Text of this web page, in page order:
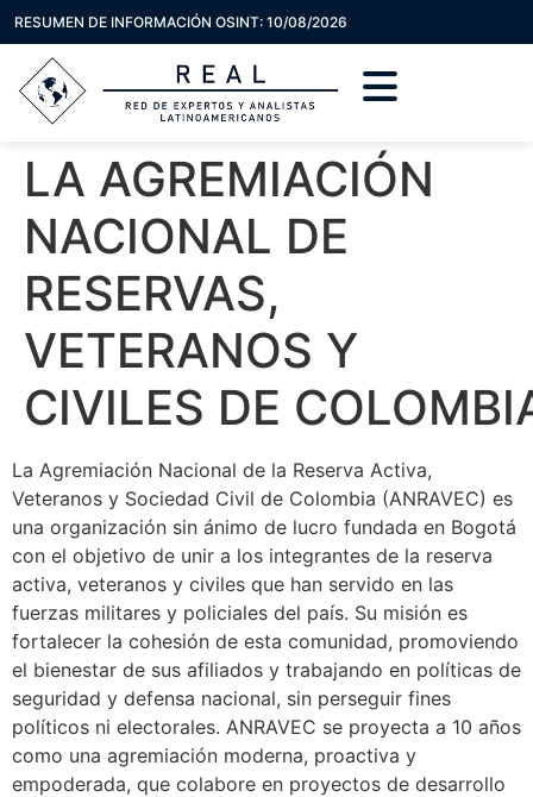
RESUMEN DE INFORMACIÓN OSINT: 10/08/2026
LA AGREMIACIÓN
NACIONAL DE
RESERVAS,
VETERANOS Y
CIVILES DE
La Agremiación Nacional de la Reserva Activa,
Veteranos y Sociedad Civil de Colombia (ANRAVEC) es
una organización sin ánimo de lucro fundada en Bogotá
con el objetivo de unir a los integrantes de la reserva
activa, veteranos y civiles que han servido en las
fuerzas militares y policiales del país. Su misión es
fortalecer la cohesión de esta comunidad, promoviendo
el bienestar de sus afiliados y trabajando en políticas de
seguridad y defensa nacional, sin perseguir fines
políticos ni electorales. ANRAVEC se proyecta a 10 años
como una agremiación moderna, proactiva y
empoderada, que colabore en proyectos de desarrollo